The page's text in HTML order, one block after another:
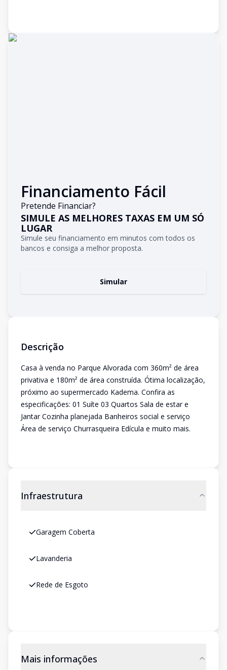
Financiamento Fácil
Pretende Financiar?
SIMULE AS MELHORES TAXAS EM UM SÓ
LUGAR
Simule seu financiamento em minutos com todos os
bancos e consiga a melhor proposta.
Simular
Descrição
Casa à venda no Parque Alvorada com 360m² de área
privativa e 180m² de área construída. Ótima localização,
próximo ao supermercado Kadema. Confira as
especificações: 01 Suíte 03 Quartos Sala de estar e
Jantar Cozinha planejada Banheiros social e serviço
Área de serviço Churrasqueira Edícula e muito mais.
Infraestrutura
Garagem Coberta
Lavanderia
Rede de Esgoto
Mais informações